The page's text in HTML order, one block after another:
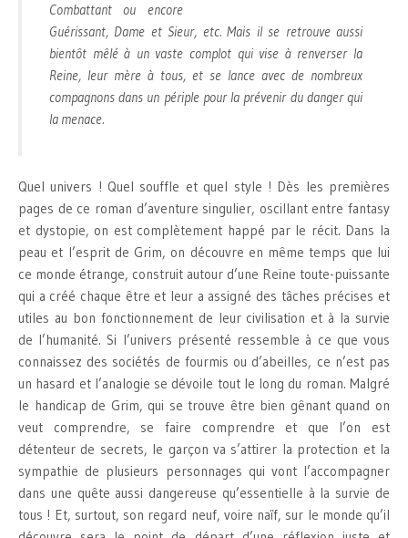
Combattant ou encore
Guérissant, Dame et Sieur, etc. Mais il se retrouve aussi
bientôt mêlé à un vaste complot qui vise à renverser la
Reine, leur mère à tous, et se lance avec de nombreux
compagnons dans un périple pour la prévenir du danger qui
la menace.
Quel univers ! Quel souffle et quel style ! Dès les premières
pages de ce roman d’aventure singulier, oscillant entre fantasy
et dystopie, on est complètement happé par le récit. Dans la
peau et l’esprit de Grim, on découvre en même temps que lui
ce monde étrange, construit autour d’une Reine toute-puissante
qui a créé chaque être et leur a assigné des tâches précises et
utiles au bon fonctionnement de leur civilisation et à la survie
de l’humanité. Si l’univers présenté ressemble à ce que vous
connaissez des sociétés de fourmis ou d’abeilles, ce n’est pas
un hasard et l’analogie se dévoile tout le long du roman. Malgré
le handicap de Grim, qui se trouve être bien gênant quand on
veut comprendre, se faire comprendre et que l’on est
détenteur de secrets, le garçon va s’attirer la protection et la
sympathie de plusieurs personnages qui vont l’accompagner
dans une quête aussi dangereuse qu’essentielle à la survie de
tous ! Et, surtout, son regard neuf, voire naïf, sur le monde qu’il